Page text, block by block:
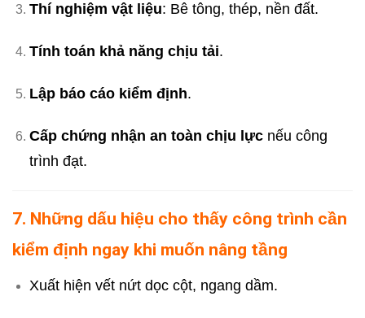
Thí nghiệm vật liệu: Bê tông, thép, nền đất.
Tính toán khả năng chịu tải.
Lập báo cáo kiểm định.
Cấp chứng nhận an toàn chịu lựcnếu công
trình đạt.
7. Những dấu hiệu cho thấy công trình cần
kiểm định ngay khi muốn nâng tầng
Xuất hiện vết nứt dọc cột, ngang dầm.